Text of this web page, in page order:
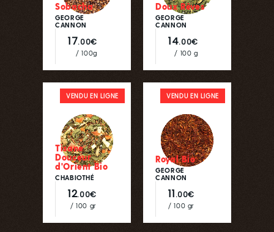
Sobacha
GEORGE
CANNON
17.00€
/ 100g
Doux Rêves
GEORGE
CANNON
14.00€
/ 100 g
VENDU EN LIGNE
Tisane
Douceur
d'Orient Bio
CHABIOTHÉ
12.00€
/ 100 gr
VENDU EN LIGNE
Royal Bio
GEORGE
CANNON
11.00€
/ 100 gr